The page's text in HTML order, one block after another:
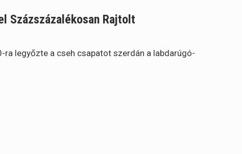
Százszázalékosan Rajtolt
legyőzte a cseh csapatot szerdán a labdarúgó-